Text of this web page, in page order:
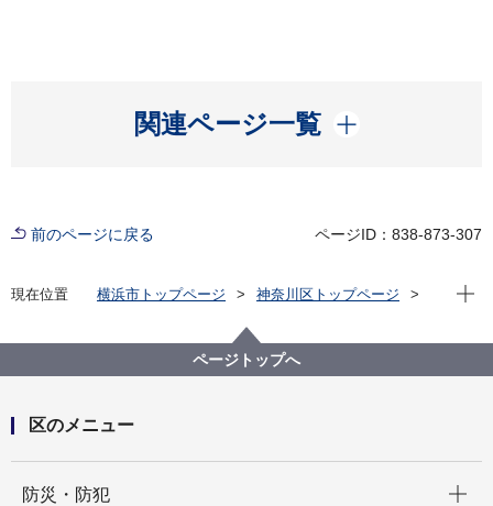
関連ページ一覧
開く
前のページに戻る ページID：838-873-307
現在位置 横浜市トップページ
神奈川区トップページ
三枚町第二公園（さんまいちょうだいにこうえん）
現在
ページトップへ
区のメニュー
防災・防犯